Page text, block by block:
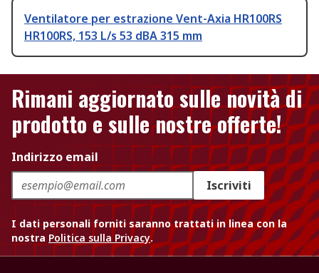
Ventilatore per estrazione Vent-Axia HR100RS
HR100RS, 153 L/s 53 dBA 315 mm
Rimani aggiornato sulle novità di
prodotto e sulle nostre offerte!
Indirizzo email
Iscriviti
I dati personali forniti saranno trattati in linea con la
nostra Politica sulla Privacy.